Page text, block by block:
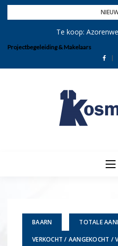
Skip
Te koop:
Projectbegeleiding & Makelaars
BAARN TOTALE
VERKOCHT / AANGEKOCHT /